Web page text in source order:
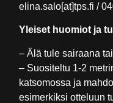
elina.salo[at]tps.fi /
Yleiset huomiot ja
– Älä tule sairaana
– Suositeltu 1-2
katsomossa ja
esimerkiksi otteluun